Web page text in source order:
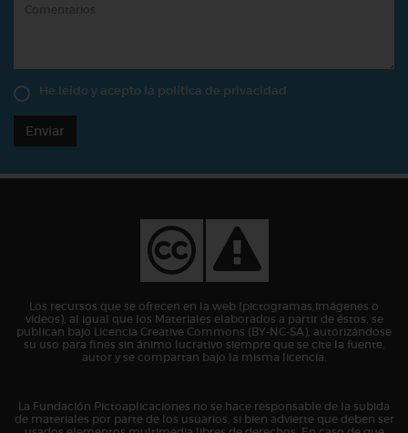
He leído y acepto la política de privacidad
Enviar
Los recursos que se ofrecen en la web (pictogramas,imágenes o
vídeos), al igual que los Materiales elaborados a partir de éstos, se
publican bajo Licencia Creative Commons (BY-NC-SA), autorizándose
su uso para fines sin ánimo lucrativo siempre que se cite la fuente,
autor y se compartan bajo la misma licencia.
La Fundación Pictoaplicaciones no se hace responsable de la subida
de materiales por parte de los usuarios, si bien advierte que deben ser